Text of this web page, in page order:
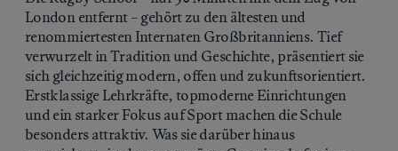
London entfernt – gehört zu den ältesten und
renommiertesten Internaten Großbritanniens. Tief
verwurzelt in Tradition und Geschichte, präsentiert sie
sich gleichzeitig modern, offen und zukunftsorientiert.
Erstklassige Lehrkräfte, topmoderne Einrichtungen
und ein starker Fokus auf Sport machen die Schule
besonders attraktiv. Was sie darüber hinaus